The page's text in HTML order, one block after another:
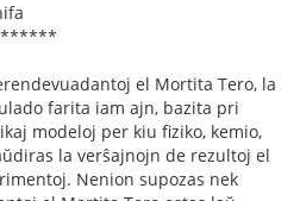
el Mortita Tero, la
farita iam ajn, bazita pri
modeloj per kiu fiziko, kemio,
la verŝajnojn de rezultoj el
Nenion supozas nek